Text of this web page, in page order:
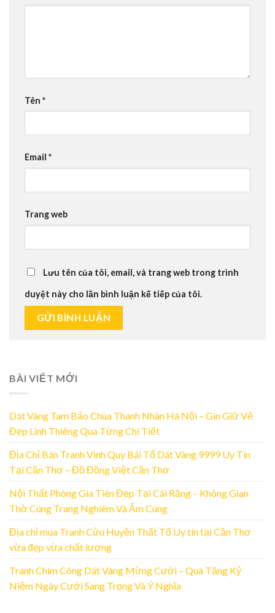
Tên *
Email *
Trang web
Lưu tên của tôi, email, và trang web trong trình
duyệt này cho lần bình luận kế tiếp của tôi.
BÀI VIẾT MỚI
Dát Vàng Tam Bảo Chùa Thanh Nhàn Hà Nội – Gìn Giữ Vẻ
Đẹp Linh Thiêng Qua Từng Chi Tiết
Địa Chỉ Bán Tranh Vinh Quy Bái Tổ Dát Vàng 9999 Uy Tín
Tại Cần Thơ – Đồ Đồng Việt Cần Thơ
Nội Thất Phòng Gia Tiên Đẹp Tại Cái Răng – Không Gian
Thờ Cúng Trang Nghiêm Và Ấm Cúng
Địa chỉ mua Tranh Cửu Huyền Thất Tổ Uy tín tại Cần Thơ
vừa đẹp vừa chất lượng
Tranh Chim Công Dát Vàng Mừng Cưới – Quà Tặng Kỷ
Niệm Ngày Cưới Sang Trọng Và Ý Nghĩa